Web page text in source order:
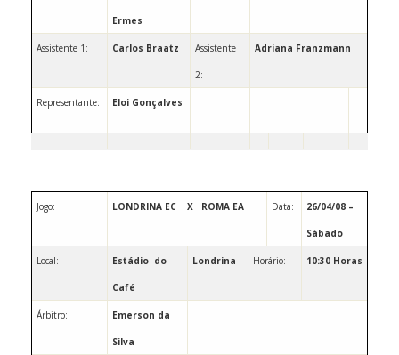
Ermes
Assistente 1: Carlos Braatz Assistente
2:
Adriana Franzmann
Representante: Eloi Gonçalves
Jogo: LONDRINA EC X ROMA EA Data: 26/04/08 –
Sábado
Local: Estádio do
Café
Londrina Horário: 10:30 Horas
Árbitro: Emerson da
Silva